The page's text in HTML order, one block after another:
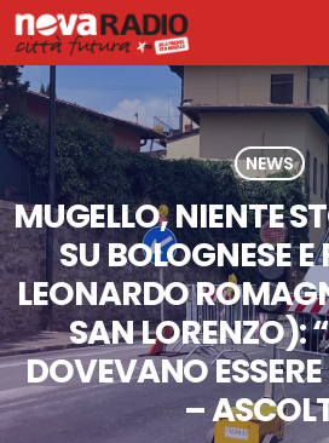
NEWS
MUGELLO, NIENTE
SU BOLOGNESE
LEONARDO
SAN LORENZO):
DOVEVANO
–